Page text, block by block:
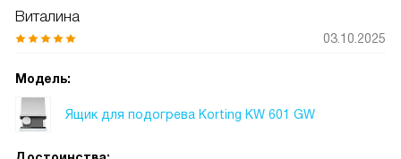
нужно присматриваться или гадать, что происходит
Часто использую функцию подогрева чашек и тарелок,
потому что люблю пить чай из тёплой посуды, а муж —
кофе по утрам. Теперь напитки дольше остаются
Виталина
03.10.2025
Модель:
Ящик для подогрева Korting KW 601 GW